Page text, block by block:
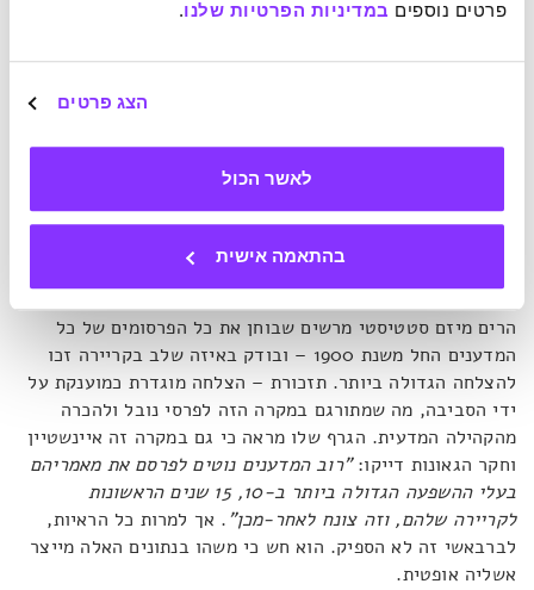
פרטים נוספים במדיניות הפרטיות שלנו.
הצג פרטים
לאשר הכול
בהתאמה אישית
התופעה שאיינשטיין זיהה היא חלק מדפוס רחב, מסביר ברבאשי.
"ישנו תחום שלם של חקר גאונות שתיעד את העובדה כי אם אנו
הם תרמו את תרומתם הגדולה, בין אם זה מוזיקה, ובין אם מדע
לכל היותר"
אבל, האם פיזיקאי הקוונטים או גאונים בכל תחום אחר מייצגים
הרים מיזם סטטיסטי מרשים שבוחן את כל הפרסומים של כל
המדענים החל משנת 1900 – ובודק באיזה שלב בקריירה זכו
להצלחה הגדולה ביותר. תזכורת – הצלחה מוגדרת כמוענקת על
ידי הסביבה, מה שמתורגם במקרה הזה לפרסי נובל ולהכרה
מהקהילה המדעית. הגרף שלו מראה כי גם במקרה זה איינשטיין
וחקר הגאונות דייקו:"רוב המדענים נוטים לפרסם את מאמריהם
בעלי ההשפעה הגדולה ביותר ב-10, 15 שנים הראשונות
לקריירה שלהם, וזה צונח לאחר-מכן". אך למרות כל הראיות,
לברבאשי זה לא הספיק. הוא חש כי משהו בנתונים האלה מייצר
אשליה אופטית.